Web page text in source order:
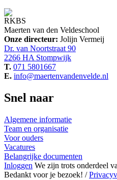
RKBS
Maerten van den Veldeschool
Onze directeur: Jolijn Vermeij
Dr. van Noortstraat 90
2266 HA Stompwijk
T. 071 5801667
E. info@maertenvandenvelde.nl
Snel naar
Algemene informatie
Team en organisatie
Voor ouders
Vacatures
Belangrijke documenten
Inloggen We zijn trots onderdeel
Bedankt voor je bezoek! /